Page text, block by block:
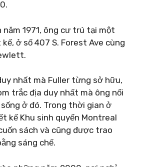
năm 1971, ông cư trú tại một
ở số 407 S. Forest Ave cùng
nhất mà Fuller từng sở hữu,
trắc địa duy nhất mà ông nổi
ở đó. Trong thời gian ở
kế Khu sinh quyển Montreal
sách và cũng được trao
sáng chế.